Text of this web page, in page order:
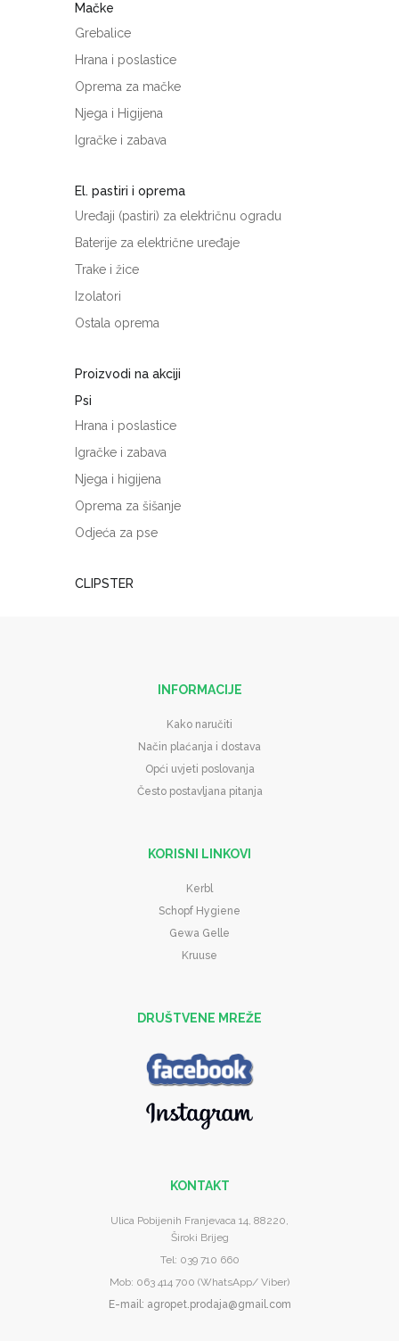
Mačke
Grebalice
Hrana i poslastice
Oprema za mačke
Njega i Higijena
Igračke i zabava
El. pastiri i oprema
Uređaji (pastiri) za električnu ogradu
Baterije za električne uređaje
Trake i žice
Izolatori
Ostala oprema
Proizvodi na akciji
Psi
Hrana i poslastice
Igračke i zabava
Njega i higijena
Oprema za šišanje
Odjeća za pse
CLIPSTER
INFORMACIJE
Kako naručiti
Način plaćanja i dostava
Opći uvjeti poslovanja
Često postavljana pitanja
KORISNI LINKOVI
Kerbl
Schopf Hygiene
Gewa Gelle
Kruuse
DRUŠTVENE MREŽE
KONTAKT
Ulica Pobijenih Franjevaca 14, 88220,
Široki Brijeg
Tel: 039 710 660
Mob: 063 414 700 (WhatsApp/ Viber)
E-mail: agropet.prodaja@gmail.com